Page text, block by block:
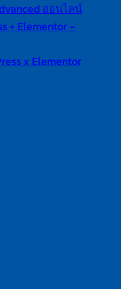
ออนไลน์
+ Elementor –
x Elementor